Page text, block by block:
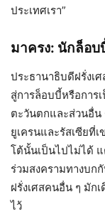
ประเทศเรา”
มาครง: นักล็อ
ประธานาธิบดีฝรั่งเ
สู่การล็อบบี้หรือการเ
ตะวันตกและส่วนอื่น
ยูเครนและรัสเซียที่
โต้นั้นเป็นไปไม่ได้
ร่วมสงครามทางบก
ฝรั่งเศสคนอื่น ๆ มัก
ไว้